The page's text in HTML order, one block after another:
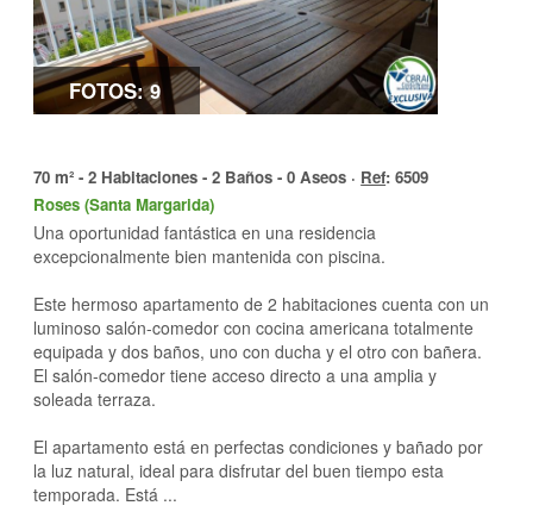
FOTOS: 9
70 m² - 2 Habitaciones - 2 Baños - 0 Aseos · Ref: 6509
Roses (Santa Margarida)
Una oportunidad fantástica en una residencia
excepcionalmente bien mantenida con piscina.
Este hermoso apartamento de 2 habitaciones cuenta con un
luminoso salón-comedor con cocina americana totalmente
equipada y dos baños, uno con ducha y el otro con bañera.
El salón-comedor tiene acceso directo a una amplia y
soleada terraza.
El apartamento está en perfectas condiciones y bañado por
la luz natural, ideal para disfrutar del buen tiempo esta
temporada. Está ...